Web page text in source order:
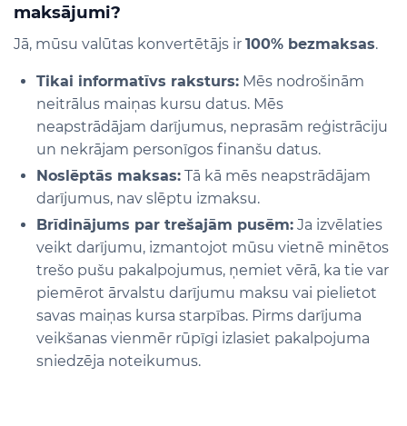
maksājumi?
Jā, mūsu valūtas konvertētājs ir 100% bezmaksas.
Tikai informatīvs raksturs: Mēs nodrošinām
neitrālus maiņas kursu datus. Mēs
neapstrādājam darījumus, neprasām reģistrāciju
un nekrājam personīgos finanšu datus.
Noslēptās maksas: Tā kā mēs neapstrādājam
darījumus, nav slēptu izmaksu.
Brīdinājums par trešajām pusēm: Ja izvēlaties
veikt darījumu, izmantojot mūsu vietnē minētos
trešo pušu pakalpojumus, ņemiet vērā, ka tie var
piemērot ārvalstu darījumu maksu vai pielietot
savas maiņas kursa starpības. Pirms darījuma
veikšanas vienmēr rūpīgi izlasiet pakalpojuma
sniedzēja noteikumus.